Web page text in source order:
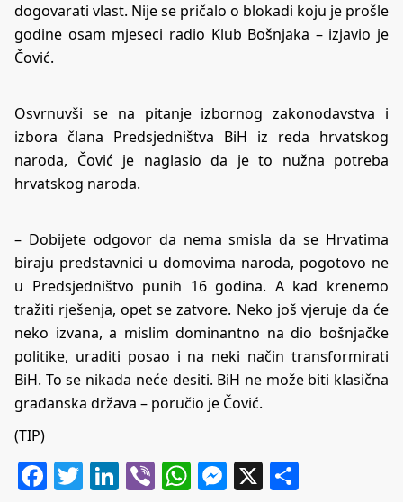
dogovarati vlast. Nije se pričalo o blokadi koju je prošle
godine osam mjeseci radio Klub Bošnjaka – izjavio je
Čović.
Osvrnuvši se na pitanje izbornog zakonodavstva i
izbora člana Predsjedništva BiH iz reda hrvatskog
naroda, Čović je naglasio da je to nužna potreba
hrvatskog naroda.
– Dobijete odgovor da nema smisla da se Hrvatima
biraju predstavnici u domovima naroda, pogotovo ne
u Predsjedništvo punih 16 godina. A kad krenemo
tražiti rješenja, opet se zatvore. Neko još vjeruje da će
neko izvana, a mislim dominantno na dio bošnjačke
politike, uraditi posao i na neki način transformirati
BiH. To se nikada neće desiti. BiH ne može biti klasična
građanska država – poručio je Čović.
(TIP)
Facebook
Twitter
LinkedIn
ViberWhatsApp
Messenger
X